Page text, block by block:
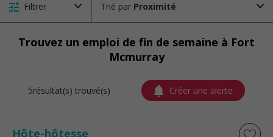
Filtrer Trié par
Trouvez un emploi de fin de semaine à Fort
Mcmurray
5résultat(s) trouvé(s) Créer une alerte
Hôte-hôtesse